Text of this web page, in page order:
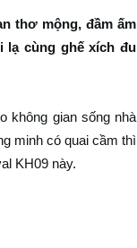
thơ mộng, đầm ấm
lạ cùng ghế xích đu
không gian sống nhà
minh có quai cầm thì
KH09 này.